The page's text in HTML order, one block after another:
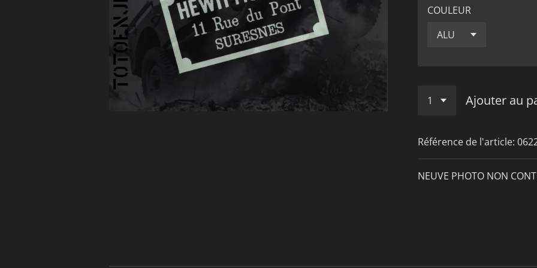
COULEUR
Ajouter au
Référence de l'article:
NEUVE PHOTO NON